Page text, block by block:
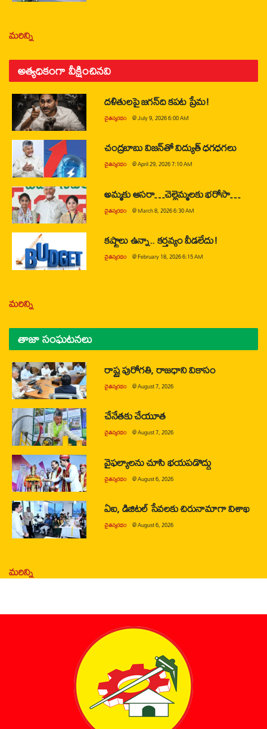
మరిన్ని
అత్యధికంగా వీక్షించినవి
దళితులపై జగన్‌ది కపట ప్రేమ!
చైతన్యరధం @July 9, 2026 6:00 AM
చంద్రబాబు విజన్‌తో విద్యుత్ ధగధగలు
చైతన్యరధం @April 29, 2026 7:10 AM
అమ్మకు ఆసరా…చెల్లెమ్మలకు భరోసా…
చైతన్యరధం @March 8, 2026 6:30 AM
కష్టాలు ఉన్నా.. కర్తవ్యం వీడలేదు!
చైతన్యరధం @February 18, 2026 6:15 AM
మరిన్ని
తాజా సంఘటనలు
రాష్ట్ర పురోగతి, రాజధాని వికాసం
చైతన్యరధం @August 7, 2026
చేనేతకు చేయూత
చైతన్యరధం @August 7, 2026
వైఫల్యాలను చూసి భయపడొద్దు
చైతన్యరధం @August 6, 2026
ఏఐ, డిజిటల్ సేవలకు చిరునామాగా విశాఖ
చైతన్యరధం @August 6, 2026
మరిన్ని